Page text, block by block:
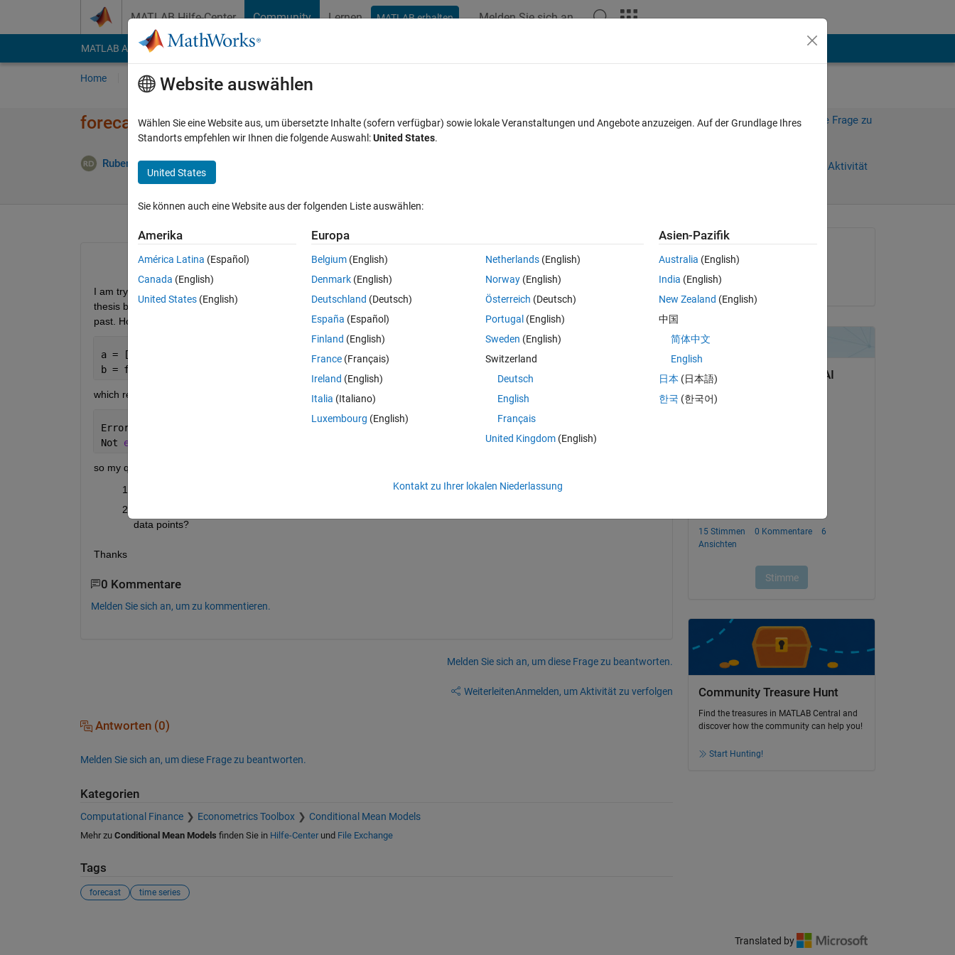
MATLAB Hilfe-Center Community Lernen MATLAB erhalten Melden Sie sich an
MATLAB Answers File Exchange Cody
Home Fragen Antworten Durchsuchen
forecasting prices with ARMA model
Ruben 24 Feb. 2013
Melden Sie sich an, um diese Frage zu
Anmelden, um Aktivität
In MATLAB Online öffnen 0 Stimmen
I am trying to forecast prices (timeseries) with an ARMA model, it is a small part of the model I am building for my master's
thesis but I have never really used it. Suppose I want to have a prediction of the three upcoming timeslots, with data from the
past. How should I model this in matlab? Now I have:
a = [0; 1; 1.5; 2; 2.2; 2.3; 2.4]
b = forecast(armax,a,3)
which returns:
Error
Not enough input arguments.
so my questions are:
What input arguments should I include, the documentation is not very clear to me.
data points?
Thanks
0 Kommentare
Melden Sie sich an, um zu kommentieren.
Melden Sie sich an, um diese Frage zu beantworten.
WeiterleitenAnmelden, um Aktivität zu verfolgen
Antworten (0)
Melden Sie sich an, um diese Frage zu beantworten.
Kategorien
Computational Finance Econometrics Toolbox Conditional Mean Models
Mehr zu Conditional Mean Models finden Sie in Hilfe-Centerund File Exchange
Tags
forecast time series
Ruben
am 24 Feb. 2013
Community Treasure Hunt
Find the treasures in MATLAB Central and
discover how the community can help you!
Start Hunting!
Translated by
Website auswählen
Wählen Sie eine Website aus, um übersetzte Inhalte (sofern verfügbar) sowie lokale Veranstaltungen und Angebote anzuzeigen. Auf der Grundlage Ihres
Standorts empfehlen wir Ihnen die folgende Auswahl:United States.
United States
Sie können auch eine Website aus der folgenden Liste auswählen:
Amerika
América Latina (Español)
Canada (English)
United States (English)
Europa
Belgium (English)
Denmark (English)
Deutschland (Deutsch)
España (Español)
Finland (English)
France (Français)
Ireland (English)
Italia (Italiano)
Luxembourg (English)
Netherlands(English)
Norway(English)
Österreich (Deutsch)
Portugal (English)
Sweden (English)
Switzerland
Deutsch
English
Français
United Kingdom(English)
Asien-Pazifik
Australia (English)
India (English)
New Zealand (English)
中国
简体中文
English
日本 (日本語)
한국 (한국어)
Kontakt zu Ihrer lokalen Niederlassung